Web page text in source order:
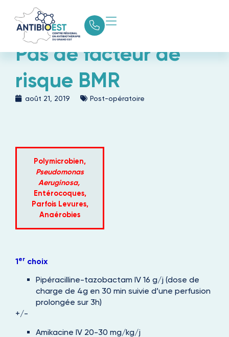
Pas de facteur de
risque BMR
août 21, 2019 Post-opératoire
Polymicrobien,
Pseudomonas
Aeruginosa,
Entérocoques,
Parfois Levures,
Anaérobies
1er choix
Pipéracilline-tazobactam IV 16 g/j (dose de
charge de 4g en 30 min suivie d’une perfusion
prolongée sur 3h)
+/-
Amikacine IV 20-30 mg/kg/j